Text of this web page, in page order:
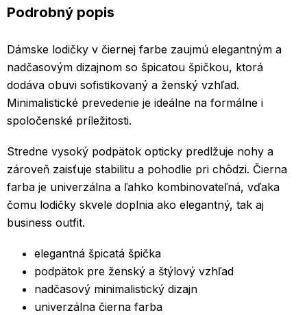
Podrobný popis
Dámske lodičky v čiernej farbe zaujmú elegantným a
nadčasovým dizajnom so špicatou špičkou, ktorá
dodáva obuvi sofistikovaný a ženský vzhľad.
Minimalistické prevedenie je ideálne na formálne i
spoločenské príležitosti.
Stredne vysoký podpätok opticky predlžuje nohy a
zároveň zaisťuje stabilitu a pohodlie pri chôdzi. Čierna
farba je univerzálna a ľahko kombinovateľná, vďaka
čomu lodičky skvele doplnia ako elegantný, tak aj
business outfit.
elegantná špicatá špička
podpätok pre ženský a štýlový vzhľad
nadčasový minimalistický dizajn
univerzálna čierna farba